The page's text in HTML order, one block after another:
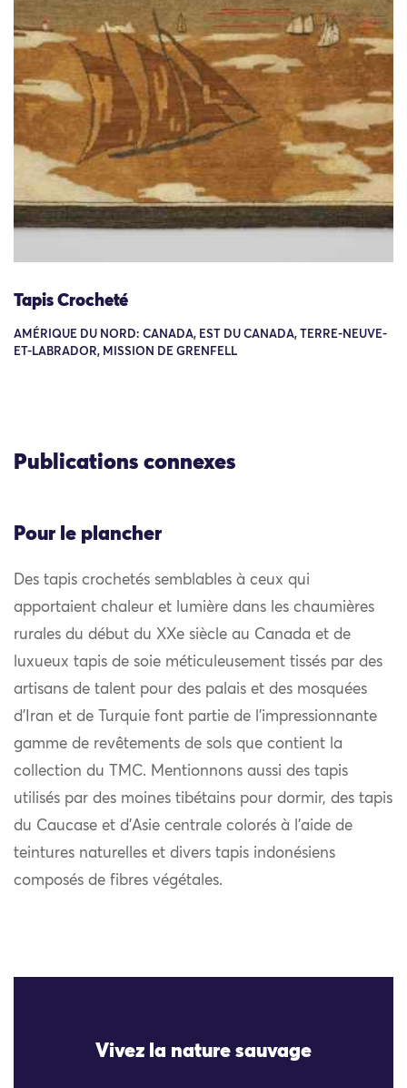
Tapis Crocheté
AMÉRIQUE DU NORD: CANADA, EST DU CANADA, TERRE-NEUVE-
ET-LABRADOR, MISSION DE GRENFELL
Publications connexes
Pour le plancher
Des tapis crochetés semblables à ceux qui
apportaient chaleur et lumière dans les chaumières
rurales du début du XXe siècle au Canada et de
luxueux tapis de soie méticuleusement tissés par des
artisans de talent pour des palais et des mosquées
d’Iran et de Turquie font partie de l’impressionnante
gamme de revêtements de sols que contient la
collection du TMC. Mentionnons aussi des tapis
utilisés par des moines tibétains pour dormir, des tapis
du Caucase et d’Asie centrale colorés à l’aide de
teintures naturelles et divers tapis indonésiens
composés de fibres végétales.
Vivez la nature sauvage